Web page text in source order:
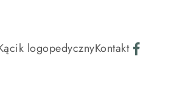
logopedycznyKontakt